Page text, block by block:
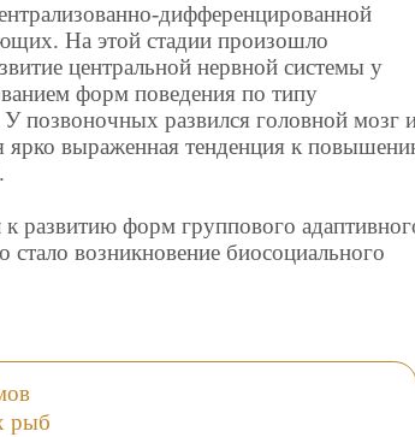
дифференцированной
На этой стадии произошло
центральной нервной системы у
форм поведения по типу
У позвоночных развился головной мозг
ярко выраженная тенденция к
развитию форм группового
возникновение биосоциального
рыб